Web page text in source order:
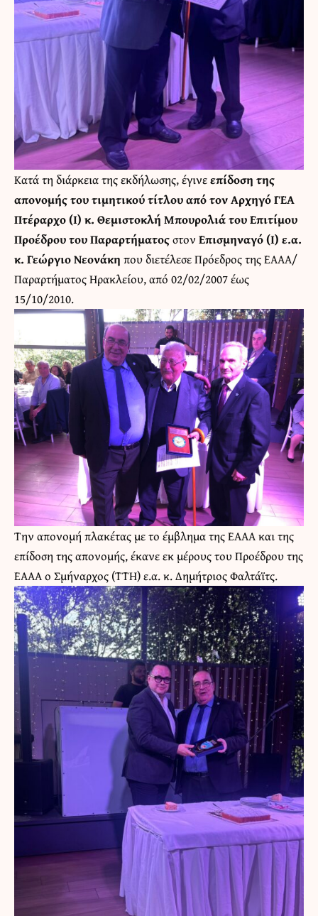
Κατά τη διάρκεια της εκδήλωσης, έγινεεπίδοση της
απονομής του τιμητικού τίτλου από τον Αρχηγό ΓΕΑ
Πτέραρχο (Ι) κ. Θεμιστοκλή Μπουρολιά του Επιτίμου
Προέδρου του Παραρτήματοςστον Επισμηναγό (Ι) ε.α.
κ. Γεώργιο Νεονάκη που διετέλεσε Πρόεδρος της ΕΑΑΑ/
Παραρτήματος Ηρακλείου, από 02/02/2007 έως
15/10/2010.
Την απονομή πλακέτας με το έμβλημα της ΕΑΑΑ και της
επίδοση της απονομής, έκανε εκ μέρους του Προέδρου της
ΕΑΑΑ ο Σμήναρχος (ΤΤΗ) ε.α. κ. Δημήτριος Φαλτάϊτς.